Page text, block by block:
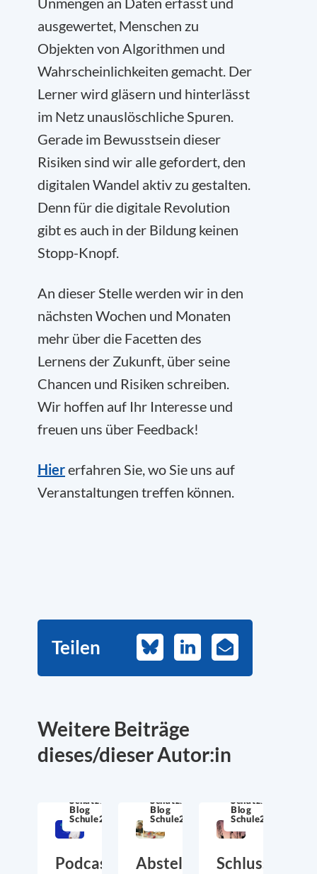
ausgewertet, Menschen zu
Objekten von Algorithmen und
Wahrscheinlichkeiten gemacht. Der
Lerner wird gläsern und hinterlässt
im Netz unauslöschliche Spuren.
Gerade im Bewusstsein dieser
Risiken sind wir alle gefordert, den
digitalen Wandel aktiv zu gestalten.
Denn für die digitale Revolution
gibt es auch in der Bildung keinen
Stopp-Knopf.
An dieser Stelle werden wir in den
nächsten Wochen und Monaten
mehr über die Facetten des
Lernens der Zukunft, über seine
Chancen und Risiken schreiben.
Wir hoffen auf Ihr Interesse und
freuen uns über Feedback!
Hiererfahren Sie, wo Sie uns auf
Veranstaltungen treffen können.
Teilen BlueskyLinkedIn
E-
Mail
Weitere Beiträge
dieses/dieser Autor:in
Schatzkiste
Blog
Schule21
Podcast
Schatzkiste
Blog
Schule21
Abstellgleis
Schatzkiste
Blog
Schule21
Schluss